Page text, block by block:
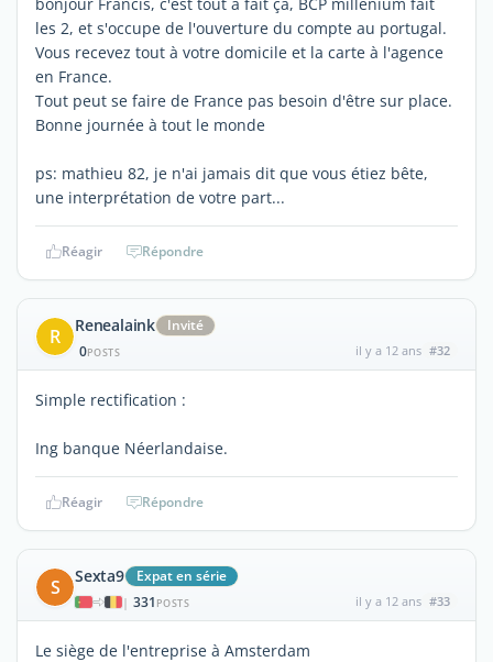
les 2, et s'occupe de l'ouverture du compte au portugal.
Vous recevez tout à votre domicile et la carte à l'agence
en France.
Tout peut se faire de France pas besoin d'être sur place.
Bonne journée à tout le monde
ps: mathieu 82, je n'ai jamais dit que vous étiez bête,
une interprétation de votre part...
Réagir Répondre
R Renealaink
Invité
0POSTS il y a 12 ans #32
Simple rectification :
Ing banque Néerlandaise.
Réagir Répondre
S Sexta9 Expat en série
| 331 POSTS il y a 12 ans #33
Le siège de l'entreprise à Amsterdam